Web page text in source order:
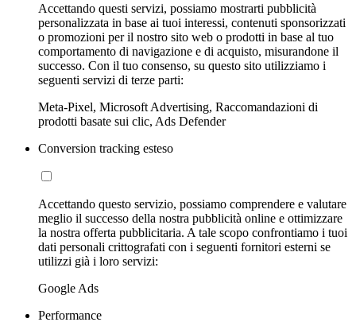
Accettando questi servizi, possiamo mostrarti pubblicità
personalizzata in base ai tuoi interessi, contenuti sponsorizzati
o promozioni per il nostro sito web o prodotti in base al tuo
comportamento di navigazione e di acquisto, misurandone il
successo. Con il tuo consenso, su questo sito utilizziamo i
seguenti servizi di terze parti:
Meta-Pixel, Microsoft Advertising, Raccomandazioni di
prodotti basate sui clic, Ads Defender
Conversion tracking esteso
Accettando questo servizio, possiamo comprendere e valutare
meglio il successo della nostra pubblicità online e ottimizzare
la nostra offerta pubblicitaria. A tale scopo confrontiamo i tuoi
dati personali crittografati con i seguenti fornitori esterni se
utilizzi già i loro servizi:
Google Ads
Performance